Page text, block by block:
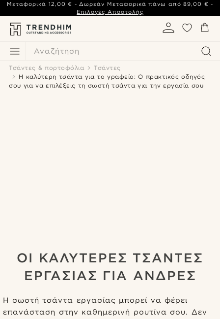
Αναζήτηση
Μεταφορικά 12,00 € - Δωρεάν Μεταφορικά πάνω από 89,00 € -
Επιλογές Αποστολής
Τσάντες & πορτοφόλια
Τσάντες
Η καλύτερη τσάντα για το γραφείο: Ο πρακτικός οδηγός
σου για να επιλέξεις τη σωστή τσάντα για την εργασία σου
ΟΙ ΚΑΛΥΤΕΡΕΣ ΤΣΑΝΤΕΣ
ΕΡΓΑΣΙΑΣ ΓΙΑ ΑΝΔΡΕΣ
Η σωστή τσάντα εργασίας μπορεί να φέρει
επανάσταση στην καθημερινή ρουτίνα σου. Δεν